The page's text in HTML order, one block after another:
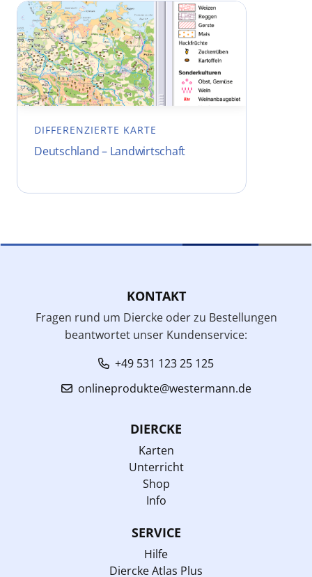
DIFFERENZIERTE KARTE
Deutschland – Landwirtschaft
KONTAKT
Fragen rund um Diercke oder zu Bestellungen
beantwortet unser Kundenservice:
+49 531 123 25 125
onlineprodukte@westermann.de
DIERCKE
Karten
Unterricht
Shop
Info
SERVICE
Hilfe
Diercke Atlas Plus